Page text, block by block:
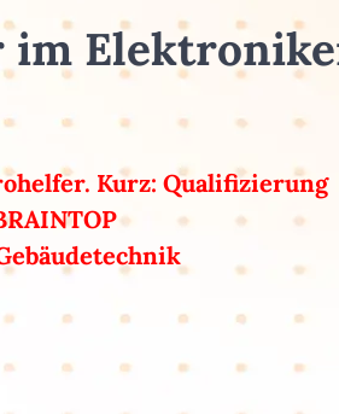
Kurz: Qualifizierung